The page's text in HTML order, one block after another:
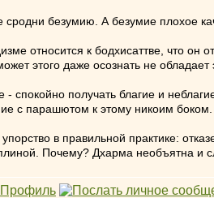
безумию. А безумие плохое
относится к бодхисаттве, что он
этого даже осознать не
- спокойно получать благие и
с парашютом к этому никоим боком.
в правильной практике:
Почему? Дхарма необъятна и